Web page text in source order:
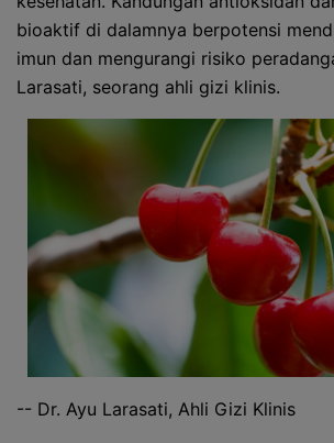
bioaktif di dalamnya berpotensi
imun dan mengurangi risiko
Larasati, seorang ahli gizi klinis.
-- Dr. Ayu Larasati, Ahli Gizi Klinis